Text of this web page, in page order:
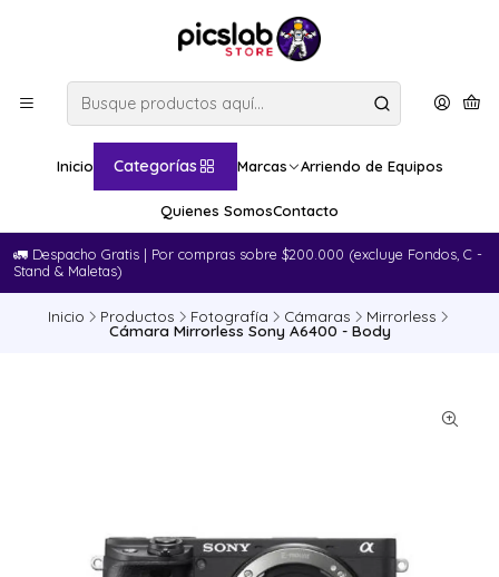
Inicio Categorías Marcas Arriendo de Equipos
Quienes SomosContacto
🚛​ Despacho Gratis | Por compras sobre $200.000 (excluye Fondos, C -
Stand & Maletas)
Inicio Productos Fotografía Cámaras Mirrorless
Cámara Mirrorless Sony A6400 - Body